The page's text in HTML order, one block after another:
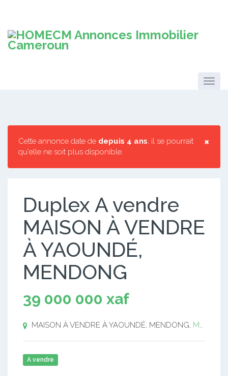
×
Cette annonce date de depuis 4 ans, il se pourrait
qu'elle ne soit plus disponible.
Duplex A vendre
MAISON À VENDRE
À YAOUNDÉ,
MENDONG
39 000 000 xaf
MAISON À VENDRE À YAOUNDÉ, MENDONG, MAISON À VENDRE À YAOUNDÉ, MENDONG
A vendre